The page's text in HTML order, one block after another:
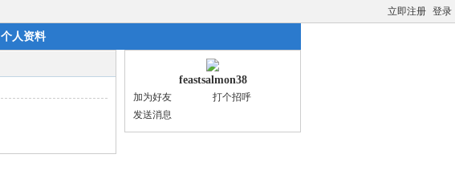
立即注册 登录
个人资料
feastsalmon38
加为好友
打个招呼
发送消息